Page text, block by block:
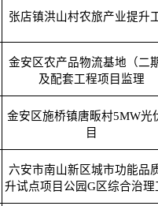
张店镇洪山村农旅产业提升
金安区农产品物流基地（二
及配套工程项目监理
金安区施桥镇唐畈村5MW光
目
六安市南山新区城市功能品
升试点项目公园G区综合治理